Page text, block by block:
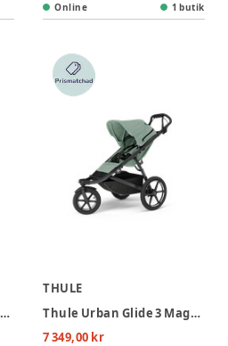
Online 1 butik
Thule Urban Glide 3 Magnetic Buckle Joggingvagn - Dark Slate
THULE
Thule Urban Glide 3 Magnetic Buckle Joggingvagn - Mist Green
7 349,00 kr